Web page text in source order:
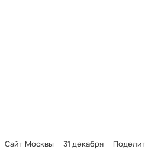
Сайт Москвы 31 декабря